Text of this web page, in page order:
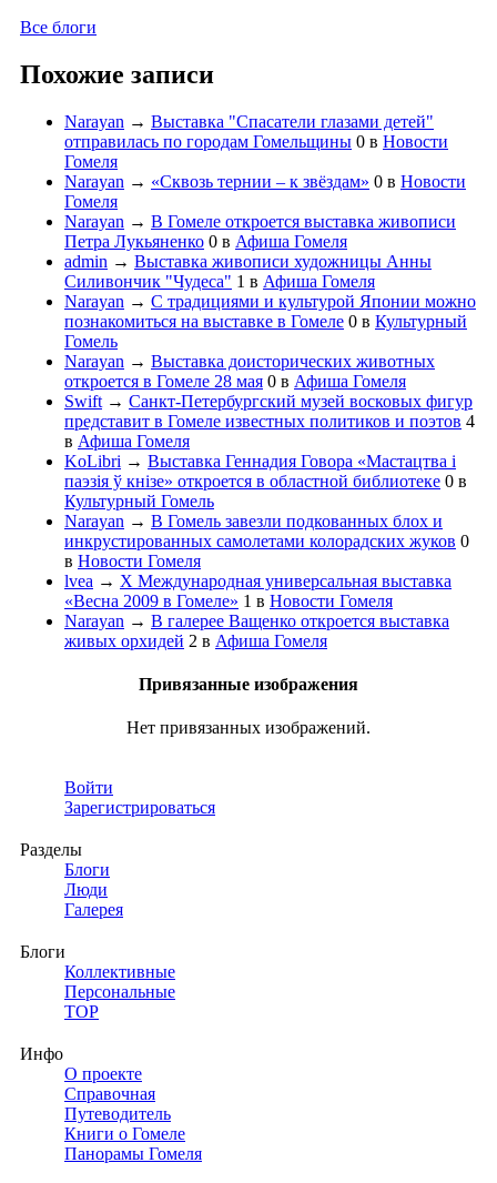
Все блоги
Похожие записи
Narayan → Выставка "Спасатели глазами детей"
отправилась по городам Гомельщины 0 в Новости
Гомеля
Narayan → «Сквозь тернии – к звёздам» 0 в Новости
Гомеля
Narayan → В Гомеле откроется выставка живописи
Петра Лукьяненко 0 в Афиша Гомеля
admin → Выставка живописи художницы Анны
Силивончик "Чудеса" 1 в Афиша Гомеля
Narayan → С традициями и культурой Японии можно
познакомиться на выставке в Гомеле 0 в Культурный
Гомель
Narayan → Выставка доисторических животных
откроется в Гомеле 28 мая 0 в Афиша Гомеля
Swift → Санкт-Петербургский музей восковых фигур
представит в Гомеле известных политиков и поэтов 4
в Афиша Гомеля
KoLibri → Выставка Геннадия Говора «Мастацтва і
паэзія ў кнізе» откроется в областной библиотеке 0 в
Культурный Гомель
Narayan → В Гомель завезли подкованных блох и
инкрустированных самолетами колорадских жуков 0
в Новости Гомеля
lvea → Х Международная универсальная выставка
«Весна 2009 в Гомеле» 1 в Новости Гомеля
Narayan → В галерее Ващенко откроется выставка
живых орхидей 2 в Афиша Гомеля
Привязанные изображения
Нет привязанных изображений.
Войти
Зарегистрироваться
Разделы
Блоги
Люди
Галерея
Блоги
Коллективные
Персональные
TOP
Инфо
О проекте
Справочная
Путеводитель
Книги о Гомеле
Панорамы Гомеля